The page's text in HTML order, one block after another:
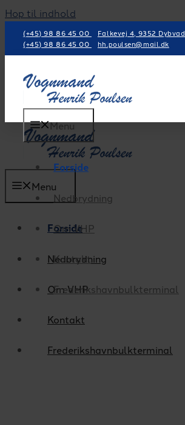
Hop til indhold
(+45) 98 86 45 00 Falkevej 4, 9352 Dybvad
(+45) 98 86 45 00
hh.poulsen@mail.dk
Menu
Forside
Nedbrydning
Om VHP
Kontakt
Frederikshavnbulkterminal
Menu
Forside
Nedbrydning
Om VHP
Kontakt
Frederikshavnbulkterminal